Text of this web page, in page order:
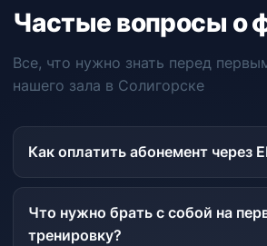
Частые вопросы о
Все, что нужно знать перед
нашего зала в Солигорске
Как оплатить абонемент через
Что нужно брать с собой на
тренировку?